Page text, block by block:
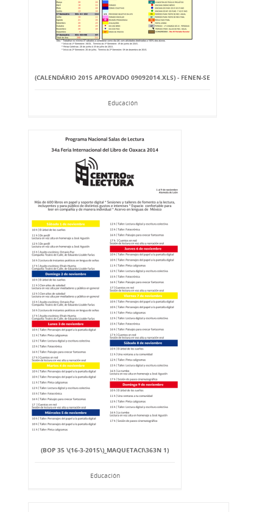
(CALENDÁRIO 2015 APROVADO 09092014.XLS) - FENEN-SE
Educación
(BOP 35 \(16-3-2015\)_MAQUETACI\363N 1)
Educación